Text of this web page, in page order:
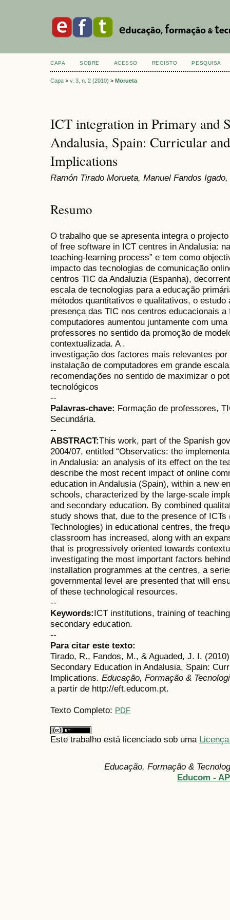
CAPA SOBRE ACESSO REGISTO PESQUISA
Capa > v. 3, n. 2 (2010) > Morueta
ICT integration in Primary and
Andalusia, Spain: Curricular
Implications
Ramón Tirado Morueta, Manuel Fandos
Resumo
O trabalho que se apresenta integra o
of free software in ICT centres in Andalusia:
teaching-learning process” e tem como
impacto das tecnologias de comunicação
centros TIC da Andaluzia (Espanha),
escala de tecnologias para a educação
métodos quantitativos e qualitativos, o estudo
presença das TIC nos centros educacionais a
computadores aumentou juntamente com
professores no sentido da promoção de
contextualizada. A .
investigação dos factores mais relevantes
instalação de computadores em grande
recomendações no sentido de maximizar o
tecnológicos
--
Palavras-chave: Formação de professores,
Secundária.
--
ABSTRACT:This work, part of the Spanish
2004/07, entitled “Observatics: the
in Andalusia: an analysis of its effect on the
describe the most recent impact of online
education in Andalusia (Spain), within a new
schools, characterized by the large-scale
and secondary education. By combined
study shows that, due to the presence of
Technologies) in educational centres, the
classroom has increased, along with an
that is progressively oriented towards
investigating the most important factors
installation programmes at the centres, a
governmental level are presented that will
of these technological resources.
--
Keywords:ICT institutions, training of
secondary education.
--
Para citar este texto:
Tirado, R., Fandos, M., & Aguaded, J. I.
Secondary Education in Andalusia, Spain:
Implications. Educação, Formação &
a partir de http://eft.educom.pt.
Texto Completo: PDF
Este trabalho está licenciado sob uma
Educação, Formação &
Educom -